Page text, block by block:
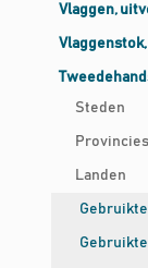
Vlaggen,
Steden
Provincies
Landen